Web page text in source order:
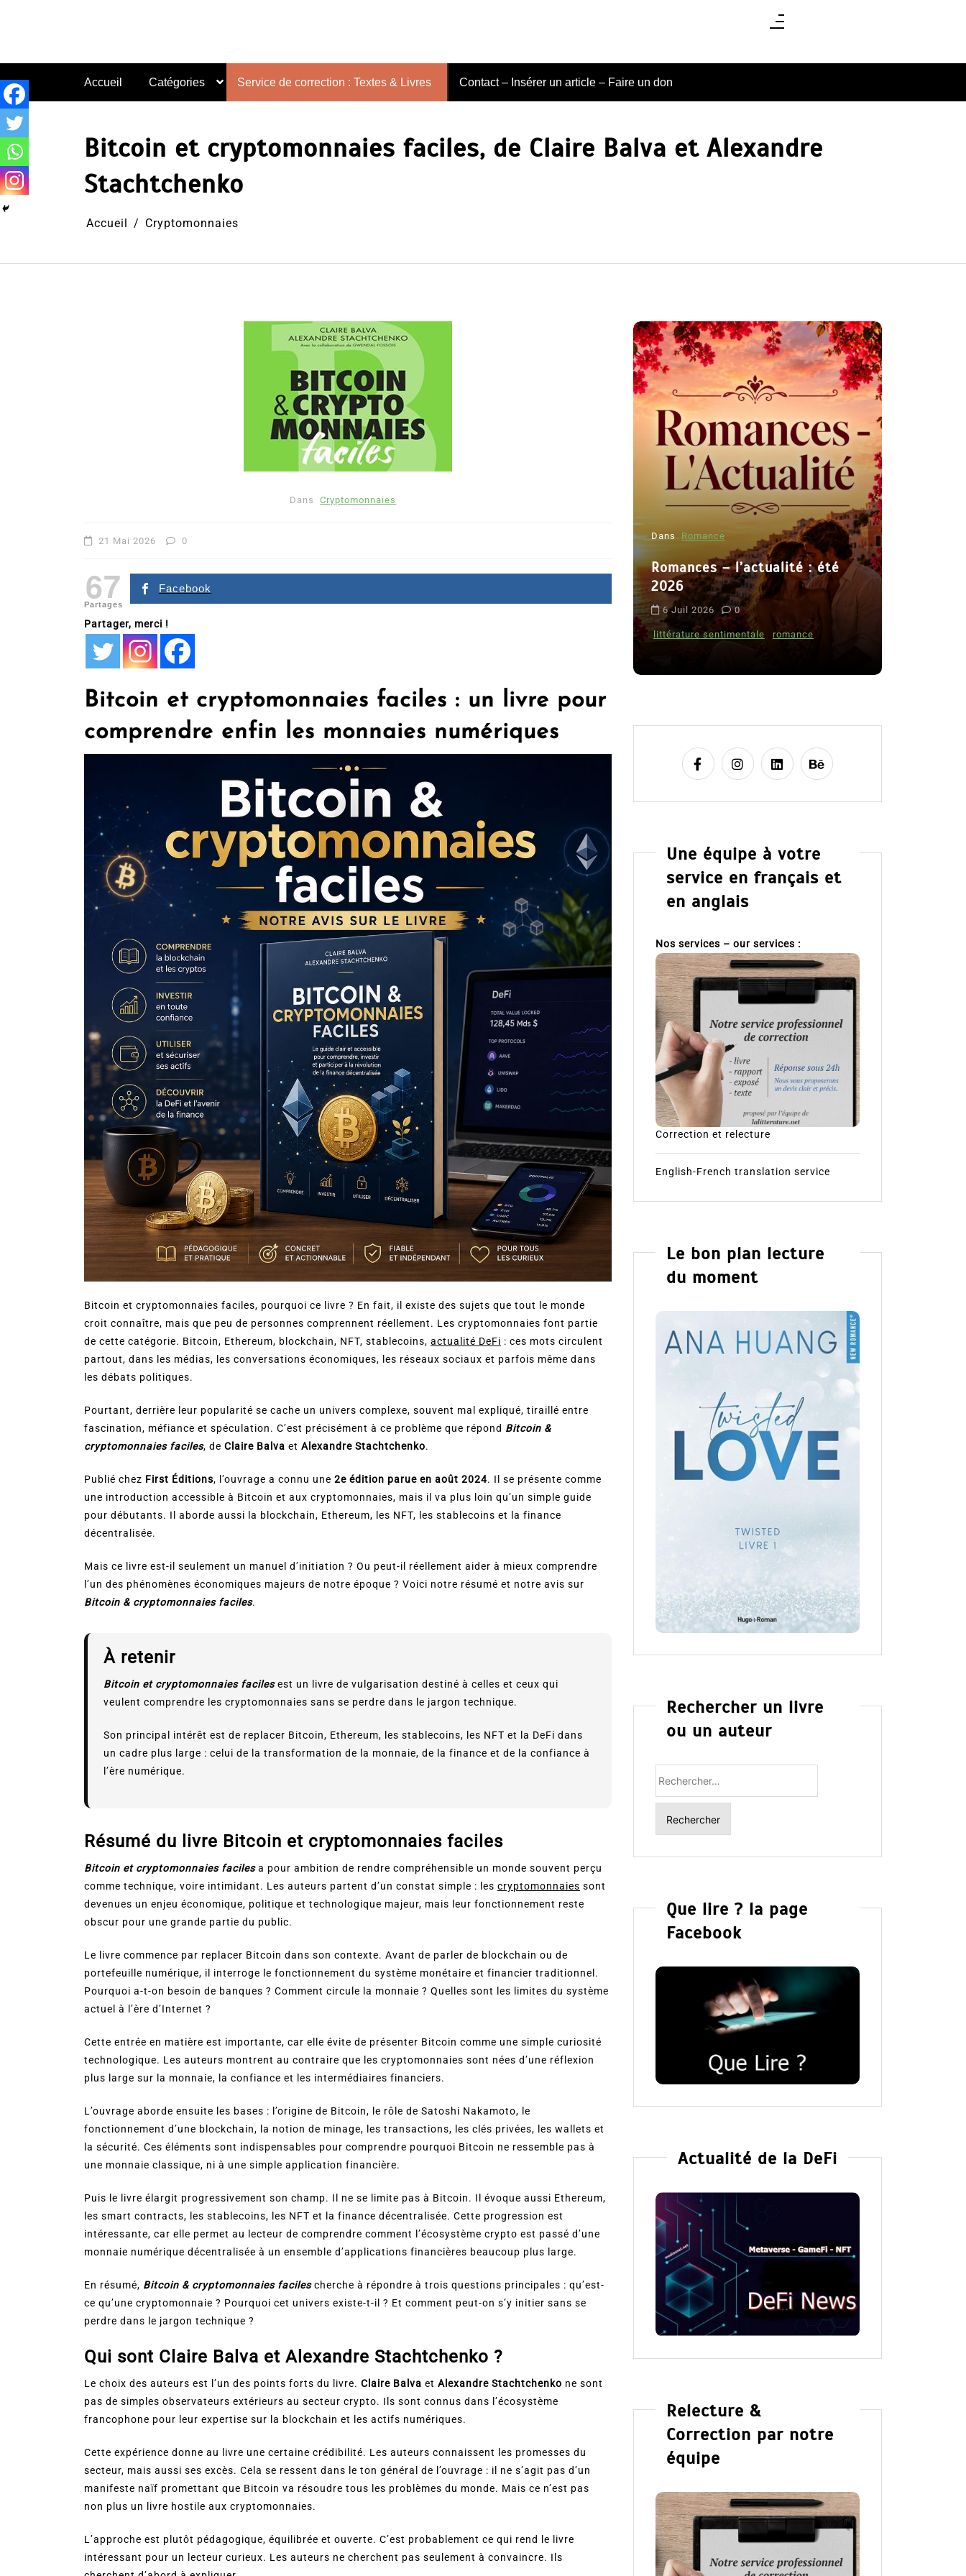
Accueil Catégories Service de correction : Textes & Livres Contact – Insérer un article – Faire un don
Bitcoin et cryptomonnaies faciles, de Claire Balva et Alexandre
Stachtchenko
Accueil Cryptomonnaies
Dans Cryptomonnaies
21 Mai 2026 0
67
Partages
Facebook
Partager, merci !
Bitcoin et cryptomonnaies faciles : un livre pour
comprendre enfin les monnaies numériques
Bitcoin et cryptomonnaies faciles, pourquoi ce livre ? En fait, il existe des sujets que tout le monde
croit connaître, mais que peu de personnes comprennent réellement. Les cryptomonnaies font partie
de cette catégorie. Bitcoin, Ethereum, blockchain, NFT, stablecoins, actualité DeFi : ces mots circulent
partout, dans les médias, les conversations économiques, les réseaux sociaux et parfois même dans
les débats politiques.
Pourtant, derrière leur popularité se cache un univers complexe, souvent mal expliqué, tiraillé entre
fascination, méfiance et spéculation. C’est précisément à ce problème que répond Bitcoin &
cryptomonnaies faciles, de Claire Balva et Alexandre Stachtchenko.
Publié chez First Éditions, l’ouvrage a connu une 2e édition parue en août 2024. Il se présente comme
une introduction accessible à Bitcoin et aux cryptomonnaies, mais il va plus loin qu’un simple guide
pour débutants. Il aborde aussi la blockchain, Ethereum, les NFT, les stablecoins et la finance
décentralisée.
Mais ce livre est-il seulement un manuel d’initiation ? Ou peut-il réellement aider à mieux comprendre
l’un des phénomènes économiques majeurs de notre époque ? Voici notre résumé et notre avis sur
Bitcoin & cryptomonnaies faciles.
À retenir
Bitcoin et cryptomonnaies facilesest un livre de vulgarisation destiné à celles et ceux qui
veulent comprendre les cryptomonnaies sans se perdre dans le jargon technique.
Son principal intérêt est de replacer Bitcoin, Ethereum, les stablecoins, les NFT et la DeFi dans
un cadre plus large : celui de la transformation de la monnaie, de la finance et de la confiance à
l’ère numérique.
Résumé du livre Bitcoin et cryptomonnaies faciles
Bitcoin et cryptomonnaies facilesa pour ambition de rendre compréhensible un monde souvent perçu
comme technique, voire intimidant. Les auteurs partent d’un constat simple : les cryptomonnaies sont
devenues un enjeu économique, politique et technologique majeur, mais leur fonctionnement reste
obscur pour une grande partie du public.
Le livre commence par replacer Bitcoin dans son contexte. Avant de parler de blockchain ou de
portefeuille numérique, il interroge le fonctionnement du système monétaire et financier traditionnel.
Pourquoi a-t-on besoin de banques ? Comment circule la monnaie ? Quelles sont les limites du système
actuel à l’ère d’Internet ?
Cette entrée en matière est importante, car elle évite de présenter Bitcoin comme une simple curiosité
technologique. Les auteurs montrent au contraire que les cryptomonnaies sont nées d’une réflexion
plus large sur la monnaie, la confiance et les intermédiaires financiers.
L’ouvrage aborde ensuite les bases : l’origine de Bitcoin, le rôle de Satoshi Nakamoto, le
fonctionnement d’une blockchain, la notion de minage, les transactions, les clés privées, les wallets et
la sécurité. Ces éléments sont indispensables pour comprendre pourquoi Bitcoin ne ressemble pas à
une monnaie classique, ni à une simple application financière.
Puis le livre élargit progressivement son champ. Il ne se limite pas à Bitcoin. Il évoque aussi Ethereum,
les smart contracts, les stablecoins, les NFT et la finance décentralisée. Cette progression est
intéressante, car elle permet au lecteur de comprendre comment l’écosystème crypto est passé d’une
monnaie numérique décentralisée à un ensemble d’applications financières beaucoup plus large.
En résumé, Bitcoin & cryptomonnaies facilescherche à répondre à trois questions principales : qu’est-
ce qu’une cryptomonnaie ? Pourquoi cet univers existe-t-il ? Et comment peut-on s’y initier sans se
perdre dans le jargon technique ?
Qui sont Claire Balva et Alexandre Stachtchenko ?
Le choix des auteurs est l’un des points forts du livre. Claire Balva et Alexandre Stachtchenko ne sont
pas de simples observateurs extérieurs au secteur crypto. Ils sont connus dans l’écosystème
francophone pour leur expertise sur la blockchain et les actifs numériques.
Cette expérience donne au livre une certaine crédibilité. Les auteurs connaissent les promesses du
secteur, mais aussi ses excès. Cela se ressent dans le ton général de l’ouvrage : il ne s’agit pas d’un
manifeste naïf promettant que Bitcoin va résoudre tous les problèmes du monde. Mais ce n’est pas
non plus un livre hostile aux cryptomonnaies.
L’approche est plutôt pédagogique, équilibrée et ouverte. C’est probablement ce qui rend le livre
intéressant pour un lecteur curieux. Les auteurs ne cherchent pas seulement à convaincre. Ils
Dans Romance
2026
littérature sentimentale
Dans Thriller
Le coupable n’est pas Camille
Dans Romance
Romances – l’actualité : été
2026
6 Juil 2026 0
littérature sentimentale romance
Une équipe à votre
service en français et
en anglais
Nos services – our services :
Correction et relecture
English-French translation service
Le bon plan lecture
du moment
Rechercher un livre
ou un auteur
Que lire ? la page
Facebook
Actualité de la DeFi
Relecture &
Correction par notre
équipe